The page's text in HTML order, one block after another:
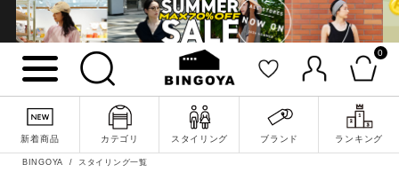
0
新着商品 カテゴリ スタイリング ブランド ランキング
詳細検索
BINGOYA スタイリング一覧